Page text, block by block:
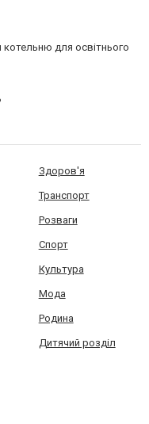
котельню для освітнього
Здоров'я
Транспорт
Розваги
Спорт
Культура
Мода
Родина
Дитячий розділ